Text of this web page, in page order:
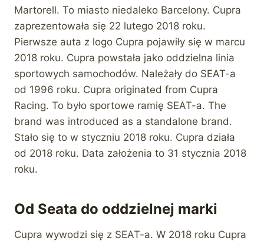
Martorell. To miasto niedaleko Barcelony. Cupra
zaprezentowała się 22 lutego 2018 roku.
Pierwsze auta z logo Cupra pojawiły się w marcu
2018 roku. Cupra powstała jako oddzielna linia
sportowych samochodów. Należały do SEAT-a
od 1996 roku. Cupra originated from Cupra
Racing. To było sportowe ramię SEAT-a. The
brand was introduced as a standalone brand.
Stało się to w styczniu 2018 roku. Cupra działa
od 2018 roku. Data założenia to 31 stycznia 2018
roku.
Od Seata do oddzielnej marki
Cupra wywodzi się z SEAT-a. W 2018 roku Cupra